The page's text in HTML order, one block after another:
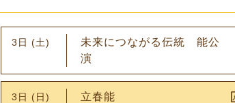
3日 (土)
未来につながる伝統 能公
演
3日 (日) 立春能